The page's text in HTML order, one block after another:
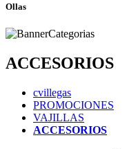
Ollas
ACCESORIOS
cvillegas
PROMOCIONES
VAJILLAS
ACCESORIOS